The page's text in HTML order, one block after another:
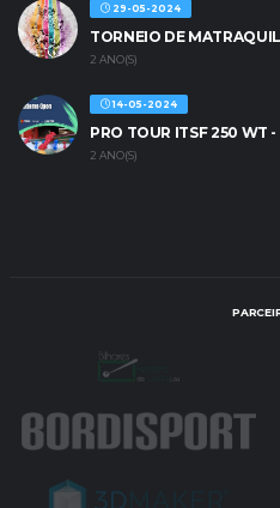
29-05-2024
TORNEIO DE
2 ANO(S)
14-05-2024
PRO TOUR ITSF 250 WT
2 ANO(S)